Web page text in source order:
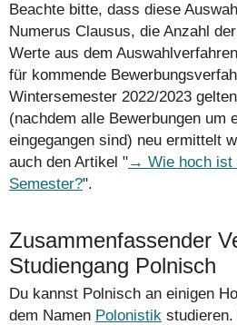
Beachte bitte, dass diese
Numerus Clausus, die Anzahl
Werte aus dem
für kommende
Wintersemester 2022/2023
(nachdem alle Bewerbungen um
eingegangen sind) neu ermittelt
auch den Artikel "
Wie hoch ist
Semester?".
Zusammenfassender
Studiengang Polnisch
Du kannst Polnisch an einigen
dem Namen Polonistik